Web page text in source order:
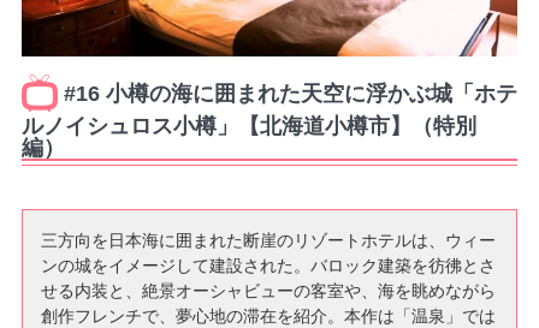
#16 小樽の海に囲まれた天空に浮かぶ城「ホテ
ルノイシュロス小樽」【北海道小樽市】（特別
編）
三方向を日本海に囲まれた断崖のリゾートホテルは、ウィー
ンの城をイメージして建設された。バロック建築を彷彿とさ
せる内装と、絶景オーシャビューの客室や、海を眺めながら
創作フレンチで、夢心地の滞在を紹介。本作は「温泉」では